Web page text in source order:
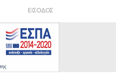
ΕΙΣΟΔΟΣ